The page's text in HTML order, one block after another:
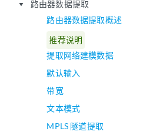
play_arrow
路由器数据提取
路由器数据提取概述
推荐说明
提取网络建模数据
默认输入
带宽
文本模式
MPLS 隧道提取